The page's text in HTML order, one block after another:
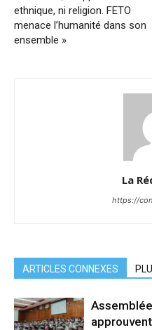
ethnique, ni religion. FETO
menace l’humanité dans son
ensemble »
La
https://
ARTICLES CONNEXES